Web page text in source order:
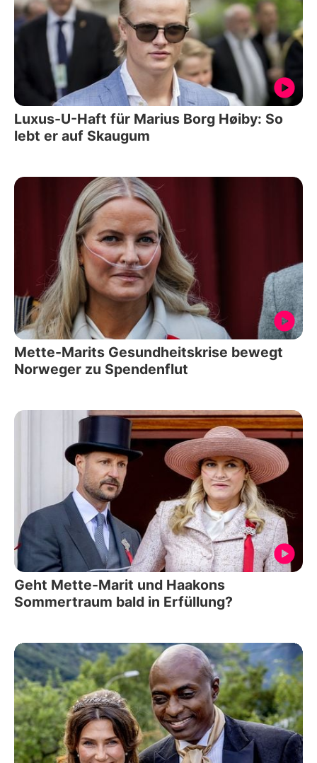
Luxus-U-Haft für Marius Borg Høiby: So
lebt er auf Skaugum
Mette-Marits Gesundheitskrise bewegt
Norweger zu Spendenflut
Geht Mette-Marit und Haakons
Sommertraum bald in Erfüllung?